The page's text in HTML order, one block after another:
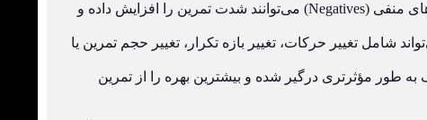
تکنیک‌هایی مانند دراپ ست (Drop Sets)، سوپر ست (Supersets)، رست-پاز (Rest-Pause) و تکرارهای منفی (Negatives) می‌توانند شدت تمرین را افزایش داده و
شامل تغییر حرکات، تغییر بازه تکرار، تغییر حجم تمرین یا
طور مؤثرتری درگیر شده و بیشترین بهره را از تمرین